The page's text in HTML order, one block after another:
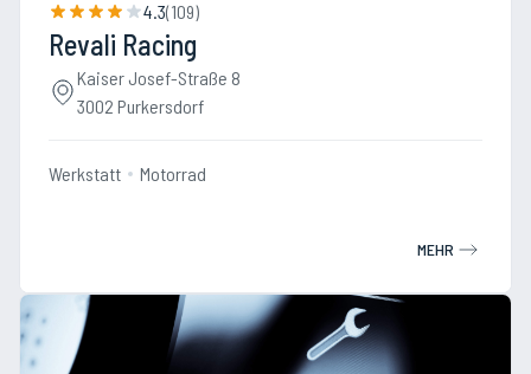
4.3(109)
Revali Racing
Kaiser Josef-Straße 8
3002 Purkersdorf
Werkstatt Motorrad
MEHR